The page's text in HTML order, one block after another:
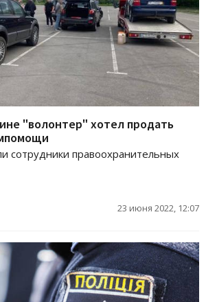
"волонтер" хотел продать
сотрудники правоохранительных
23 июня 2022, 12:07